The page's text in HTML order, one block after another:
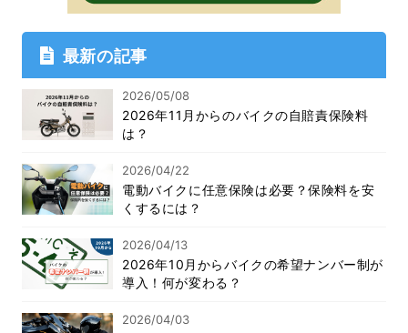
最新の記事
2026/05/08
2026年11月からのバイクの自賠責保険料
は？
2026/04/22
電動バイクに任意保険は必要？保険料を安
くするには？
2026/04/13
2026年10月からバイクの希望ナンバー制が
導入！何が変わる？
2026/04/03